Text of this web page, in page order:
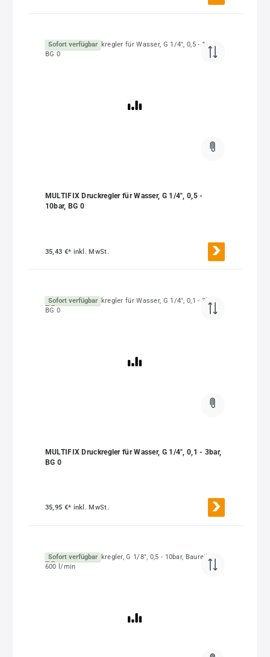
Sofort verfügbar
MULTIFIX Druckregler für Wasser, G 1/4", 0,5 -
10bar, BG 0
35,43 €* inkl. MwSt.
Sofort verfügbar
MULTIFIX Druckregler für Wasser, G 1/4", 0,1 - 3bar,
BG 0
35,95 €* inkl. MwSt.
Sofort verfügbar